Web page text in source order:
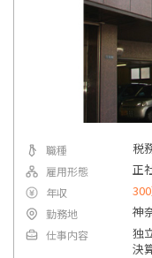
職種 税
雇用形態 正
年収
勤務地 神
仕事内容
独
決